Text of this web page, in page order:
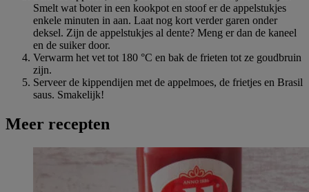
Smelt wat boter in een kookpot en stoof er de appelstukjes
enkele minuten in aan. Laat nog kort verder garen onder
deksel. Zijn de appelstukjes al dente? Meng er dan de kaneel
en de suiker door.
Verwarm het vet tot 180 °C en bak de frieten tot ze goudbruin
zijn.
Serveer de kippendijen met de appelmoes, de frietjes en Brasil
saus. Smakelijk!
Meer recepten